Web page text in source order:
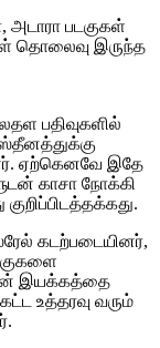
அடாரா படகுகள்
தொலைவு இருந்த
பதிவுகளில்
ஏற்கெனவே இதே
காசா நோக்கி
கடற்படையினர்,
இயக்கத்தை
உத்தரவு வரும்